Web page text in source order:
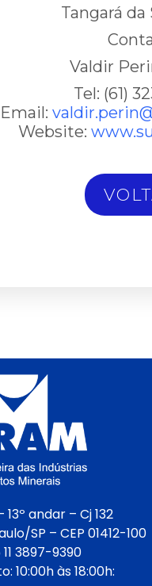
Tangará da
Valdir
Tel: (61)
Email:
Website:
andar – Cj 132
SP – CEP 01412-100
3897-9390
10:00h às 18:00h: